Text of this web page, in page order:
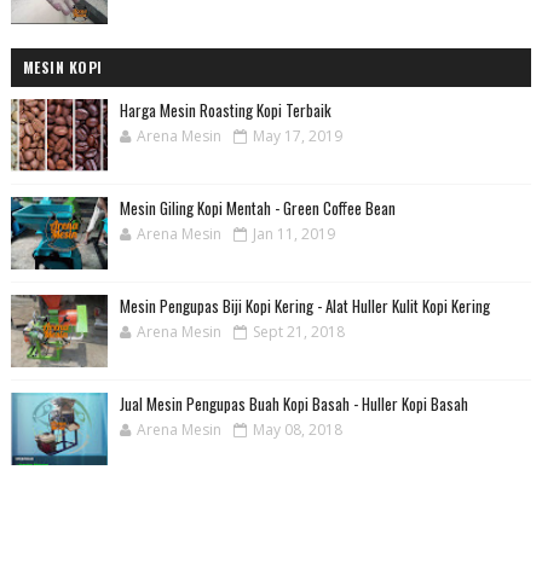
MESIN KOPI
Harga Mesin Roasting Kopi Terbaik
Arena Mesin May 17, 2019
Mesin Giling Kopi Mentah - Green Coffee Bean
Arena Mesin Jan 11, 2019
Mesin Pengupas Biji Kopi Kering - Alat Huller Kulit Kopi Kering
Arena Mesin Sept 21, 2018
Jual Mesin Pengupas Buah Kopi Basah - Huller Kopi Basah
Arena Mesin May 08, 2018